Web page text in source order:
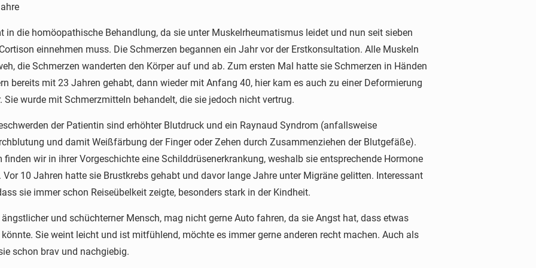
in die homöopathische Behandlung, da sie unter Muskelrheumatismus leidet und nun seit sieben
einnehmen muss. Die Schmerzen begannen ein Jahr vor der Erstkonsultation. Alle Muskeln
die Schmerzen wanderten den Körper auf und ab. Zum ersten Mal hatte sie Schmerzen in Händen
bereits mit 23 Jahren gehabt, dann wieder mit Anfang 40, hier kam es auch zu einer Deformierung
Sie wurde mit Schmerzmitteln behandelt, die sie jedoch nicht vertrug.
der Patientin sind erhöhter Blutdruck und ein Raynaud Syndrom (anfallsweise
und damit Weißfärbung der Finger oder Zehen durch Zusammenziehen der Blutgefäße).
finden wir in ihrer Vorgeschichte eine Schilddrüsenerkrankung, weshalb sie entsprechende Hormone
10 Jahren hatte sie Brustkrebs gehabt und davor lange Jahre unter Migräne gelitten. Interessant
sie immer schon Reiseübelkeit zeigte, besonders stark in der Kindheit.
und schüchterner Mensch, mag nicht gerne Auto fahren, da sie Angst hat, dass etwas
Sie weint leicht und ist mitfühlend, möchte es immer gerne anderen recht machen. Auch als
schon brav und nachgiebig.